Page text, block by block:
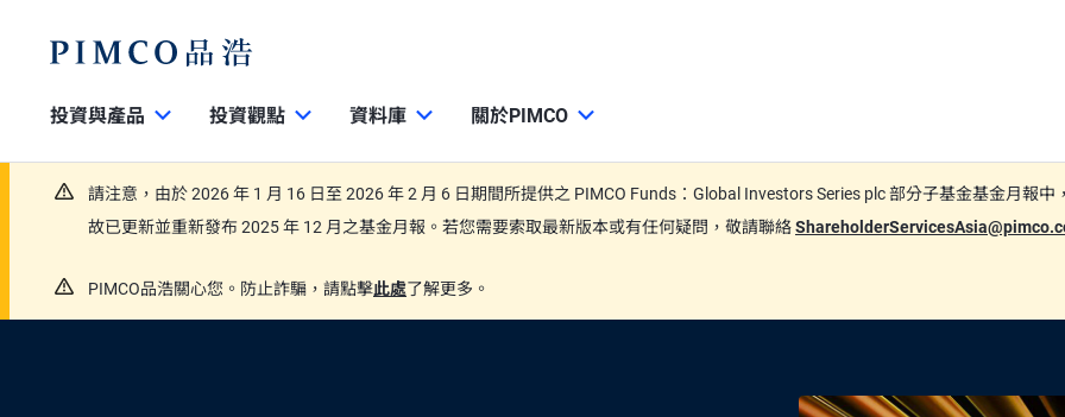
投資與產品 投資觀點 資料庫 關於PIMCO
請注意，由於 2026 年 1 月 16 日至 2026 年 2 月 6 日期間所提供之 PIMCO Funds：Global Investors Series plc 部分子基金基金月報
故已更新並重新發布 2025 年 12 月之基金月報。若您需要索取最新版本或有任何疑問，敬請聯絡
PIMCO品浩關心您。防止詐騙，請點擊此處了解更多。